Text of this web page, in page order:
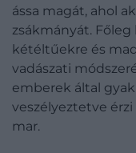
ássa magát, ahol
zsákmányát.
kétéltűekre és
vadászati
emberek által
veszélyeztetve
mar.